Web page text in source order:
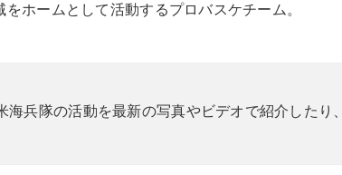
ホームとして活動するプロバスケチーム。
兵隊の活動を最新の写真やビデオで紹介したり、